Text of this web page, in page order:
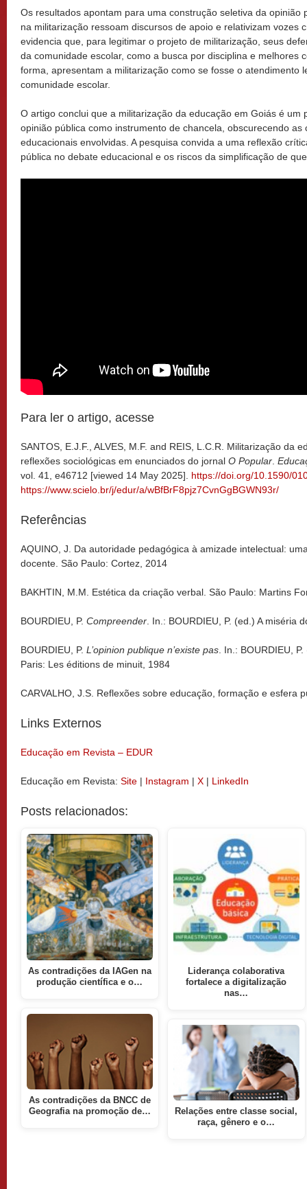
Os resultados apontam para uma construção seletiva da opinião
na militarização ressoam discursos de apoio e relativizam vozes
evidencia que, para legitimar o projeto de militarização, seus
da comunidade escolar, como a busca por disciplina e melhores
forma, apresentam a militarização como se fosse o atendimento
comunidade escolar.
O artigo conclui que a militarização da educação em Goiás é um
opinião pública como instrumento de chancela, obscurecendo as
educacionais envolvidas. A pesquisa convida a uma reflexão
pública no debate educacional e os riscos da simplificação de
Para ler o artigo, acesse
SANTOS, E.J.F., ALVES, M.F. and REIS, L.C.R. Militarização da
reflexões sociológicas em enunciados do jornal O Popular
vol. 41, e46712 [viewed 14 May 2025]. https://doi.org/10.1590/
https://www.scielo.br/j/edur/a/wBfBrF8pjz7CvnGgBGWN93r/
Referências
AQUINO, J. Da autoridade pedagógica à amizade intelectual:
docente. São Paulo: Cortez, 2014
BAKHTIN, M.M. Estética da criação verbal. São Paulo: Martins
BOURDIEU, P. Compreender . In.: BOURDIEU, P. (ed.) A miséria
BOURDIEU, P. L’opinion publique n’existe pas . In.: BOURDIEU,
Paris: Les éditions de minuit, 1984
CARVALHO, J.S. Reflexões sobre educação, formação e esfera
Links Externos
Educação em Revista – EDUR
Educação em Revista: Site | Instagram | X | LinkedIn
Posts relacionados:
As contradições da IAGen na
produção científica e o…
As contradições da BNCC de
Geografia na promoção de…
Liderança colaborativa
fortalece a digitalização
nas…
Relações entre classe social,
raça, gênero e o…